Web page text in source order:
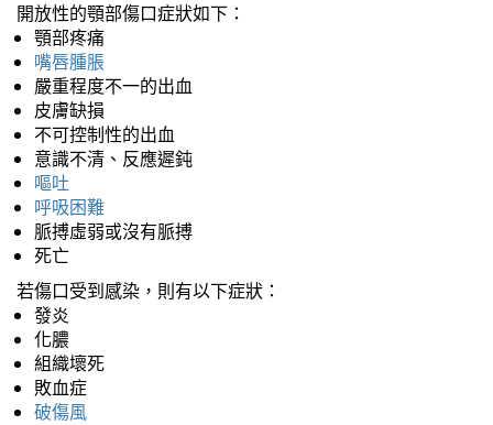
開放性的顎部傷口症狀如下：
顎部疼痛
嘴唇腫脹
嚴重程度不一的出血
皮膚缺損
不可控制性的出血
意識不清、反應遲鈍
嘔吐
呼吸困難
脈搏虛弱或沒有脈搏
死亡
若傷口受到感染，則有以下症狀：
發炎
化膿
組織壞死
敗血症
破傷風